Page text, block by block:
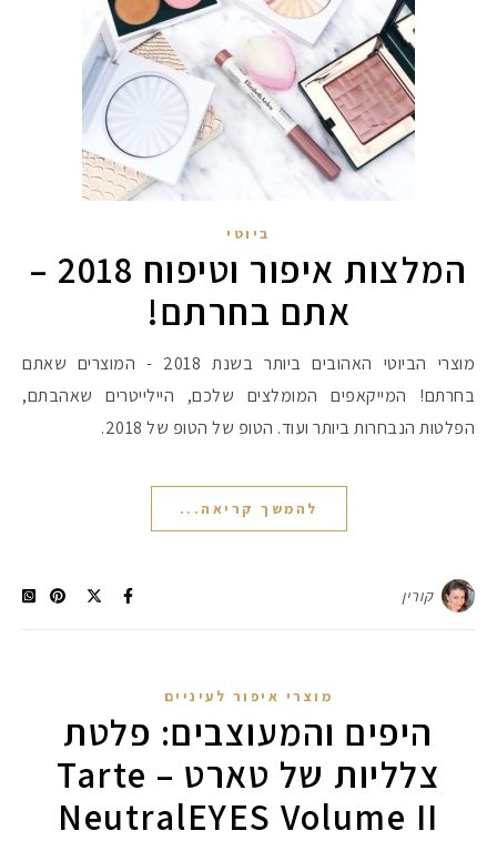
ביוטי
המלצות איפור וטיפוח 2018 –
אתם בחרתם!
מוצרי הביוטי האהובים ביותר בשנת 2018 - המוצרים שאתם
בחרתם! המייקאפים המומלצים שלכם, היילייטרים שאהבתם,
הפלטות הנבחרות ביותר ועוד. הטופ של הטופ של 2018.
להמשך קריאה...
קורין
מוצרי איפור לעיניים
היפים והמעוצבים: פלטת
צלליות של טארט – Tarte
NeutralEYES Volume II